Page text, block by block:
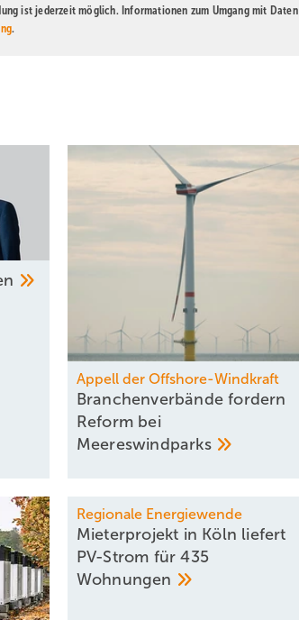
ist jederzeit möglich. Informationen zum Umgang mit Daten
.
Appell der Offshore-Windkraft
Branchenverbände fordern
Reform bei
Meereswindparks
Regionale Energiewende
Mieterprojekt in Köln liefert
PV-Strom für 435
Wohnungen